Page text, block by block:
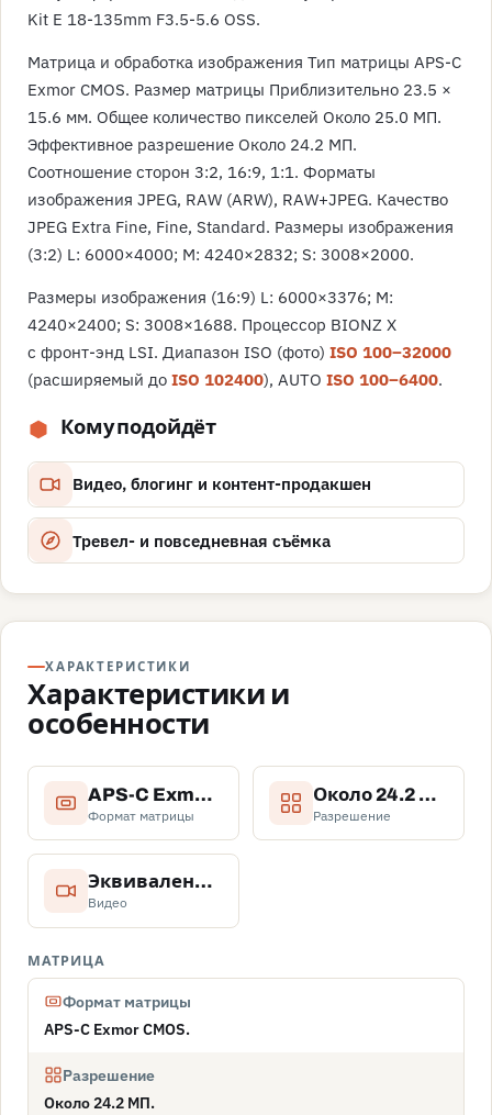
Kit E 18-135mm F3.5-5.6 OSS.
Матрица и обработка изображения Тип матрицы APS-C
Exmor CMOS. Размер матрицы Приблизительно 23.5 ×
15.6 мм. Общее количество пикселей Около 25.0 МП.
Эффективное разрешение Около 24.2 МП.
Соотношение сторон 3:2, 16:9, 1:1. Форматы
изображения JPEG, RAW (ARW), RAW+JPEG. Качество
JPEG Extra Fine, Fine, Standard. Размеры изображения
(3:2) L: 6000×4000; M: 4240×2832; S: 3008×2000.
Размеры изображения (16:9) L: 6000×3376; M:
4240×2400; S: 3008×1688. Процессор BIONZ X
с фронт-энд LSI. Диапазон ISO (фото) ISO 100–32000
(расширяемый до ISO 102400), AUTO ISO 100–6400.
Кому подойдёт
Видео, блогинг и контент-продакшен
Тревел- и повседневная съёмка
ХАРАКТЕРИСТИКИ
Характеристики и
особенности
APS-C Exmor CMOS.
Формат матрицы
Около 24.2 МП.
Разрешение
Эквивалент ISO 100–32000, AUTO ISO 100–6400.
Видео
МАТРИЦА
Формат матрицы
APS-C Exmor CMOS.
Разрешение
Около 24.2 МП.